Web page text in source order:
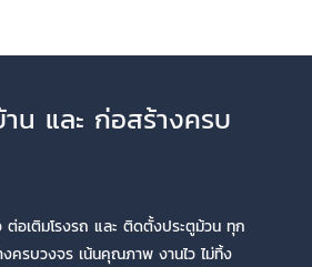
น และ ก่อสร้างครบ
อเติมโรงรถ และ ติดตั้งประตูม้วน ทุก
งครบวงจร เน้นคุณภาพ งานไว ไม่ทิ้ง